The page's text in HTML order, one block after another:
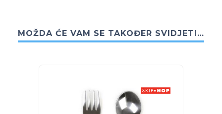
MOŽDA ĆE VAM SE TAKOĐER SVIDJETI…